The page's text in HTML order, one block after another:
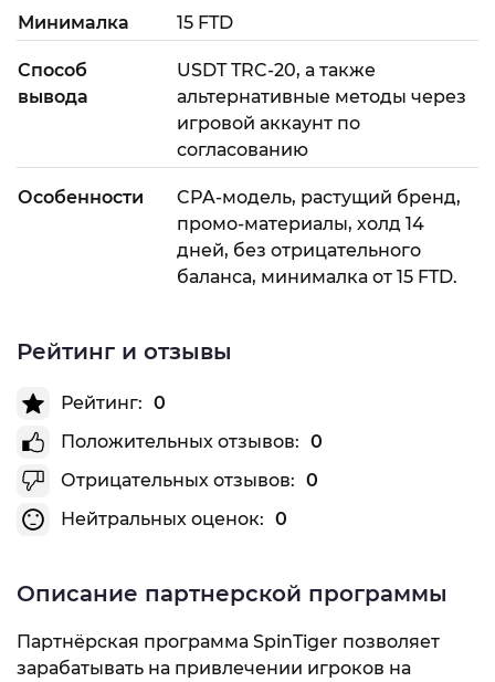
Минималка 15 FTD
Способ
вывода
USDT TRC-20, а также
альтернативные методы через
игровой аккаунт по
согласованию
Особенности
CPA-модель, растущий бренд,
промо-материалы, холд 14
дней, без отрицательного
баланса, минималка от 15 FTD.
Рейтинг и отзывы
Рейтинг: 0
Положительных отзывов: 0
Отрицательных отзывов: 0
Нейтральных оценок: 0
Описание партнерской программы
Партнёрская программа SpinTiger позволяет
зарабатывать на привлечении игроков на